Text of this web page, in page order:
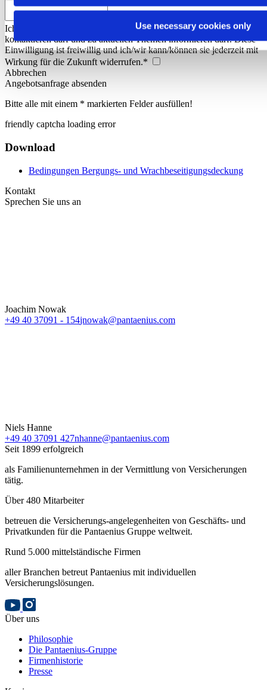
Use necessary cookies only
Ich/Wir willige/n ein, dass Pantaenius mich/uns mittels E-Mail
kontaktieren darf und zu aktuellen Themen informieren darf. Diese
Einwilligung ist freiwillig und ich/wir kann/können sie jederzeit mit
Wirkung für die Zukunft widerrufen.*
Abbrechen
Angebotsanfrage absenden
Bitte alle mit einem * markierten Felder ausfüllen!
friendly captcha loading error
Download
Bedingungen Bergungs- und Wrachbeseitigungsdeckung
Kontakt
Sprechen Sie uns an
Joachim Nowak
+49 40 37091 - 154jnowak@pantaenius.com
Niels Hanne
+49 40 37091 427nhanne@pantaenius.com
Seit 1899 erfolgreich
als Familienunternehmen in der Vermittlung von Versicherungen
tätig.
Über 480 Mitarbeiter
betreuen die Versicherungs-angelegenheiten von Geschäfts- und
Privatkunden für die Pantaenius Gruppe weltweit.
Rund 5.000 mittelständische Firmen
aller Branchen betreut Pantaenius mit individuellen
Versicherungslösungen.
Über uns
Philosophie
Die Pantaenius-Gruppe
Firmenhistorie
Presse